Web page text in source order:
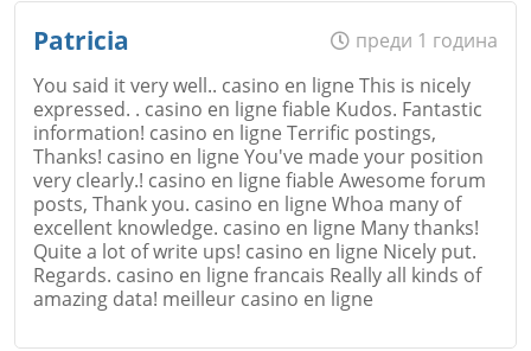
Patricia
преди 1 година
You said it very well.. casino en ligne This is nicely
expressed. . casino en ligne fiable Kudos. Fantastic
information! casino en ligne Terrific postings,
Thanks! casino en ligne You've made your position
very clearly.! casino en ligne fiable Awesome forum
posts, Thank you. casino en ligne Whoa many of
excellent knowledge. casino en ligne Many thanks!
Quite a lot of write ups! casino en ligne Nicely put.
Regards. casino en ligne francais Really all kinds of
amazing data! meilleur casino en ligne